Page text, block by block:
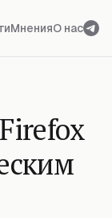
МненияО нас